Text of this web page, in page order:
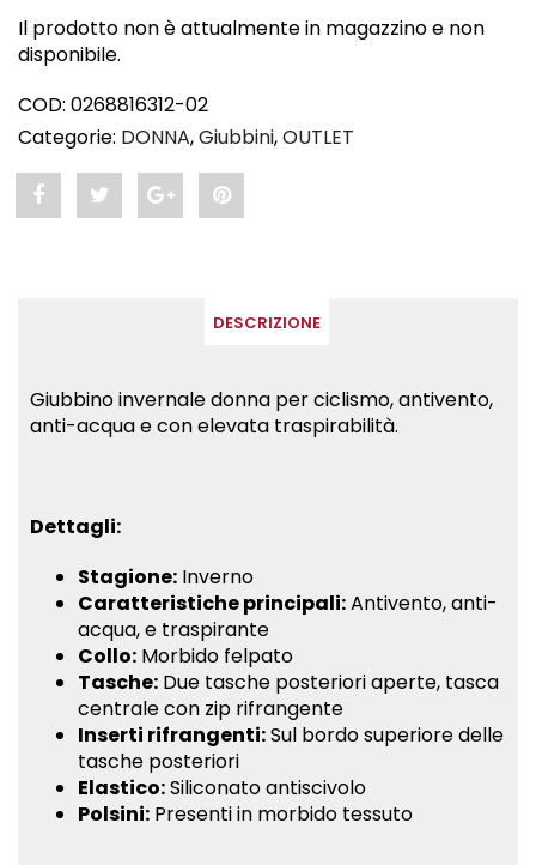
Il prodotto non è attualmente in magazzino e non
disponibile.
COD: 0268816312-02
Categorie: DONNA,Giubbini,OUTLET
Share
donna"
Facebook
Post
invernale
on
Share
Giubbino
donna"
Pin
Giubbino
donna"
DESCRIZIONE
Giubbino invernale donna per ciclismo, antivento,
anti-acqua e con elevata traspirabilità.
Dettagli:
Stagione: Inverno
Caratteristiche principali:Antivento, anti-
acqua, e traspirante
Collo: Morbido felpato
Tasche: Due tasche posteriori aperte, tasca
centrale con zip rifrangente
Inserti rifrangenti:Sul bordo superiore delle
tasche posteriori
Elastico:Siliconato antiscivolo
Polsini: Presenti in morbido tessuto